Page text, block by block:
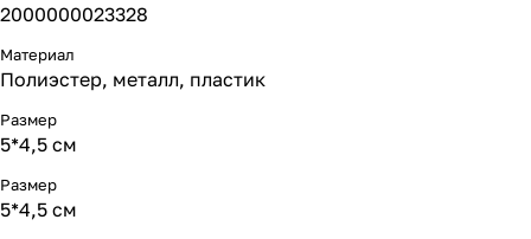
2000000023328
Материал
Полиэстер, металл, пластик
Размер
5*4,5 см
Размер
5*4,5 см